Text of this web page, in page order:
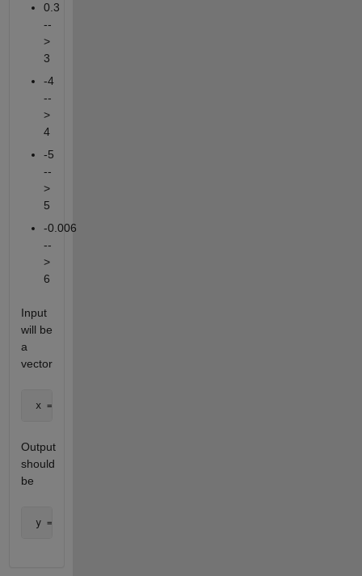
0.3
--
>
3
-4
--
>
4
-5
--
>
5
-0.006
--
>
6
Input
will be
a
vector
x = [1 0.3 -2 0.001 -0.0006, 582398, 3020];
Output
should
be
y = [1 3 2 1 6 5 3];